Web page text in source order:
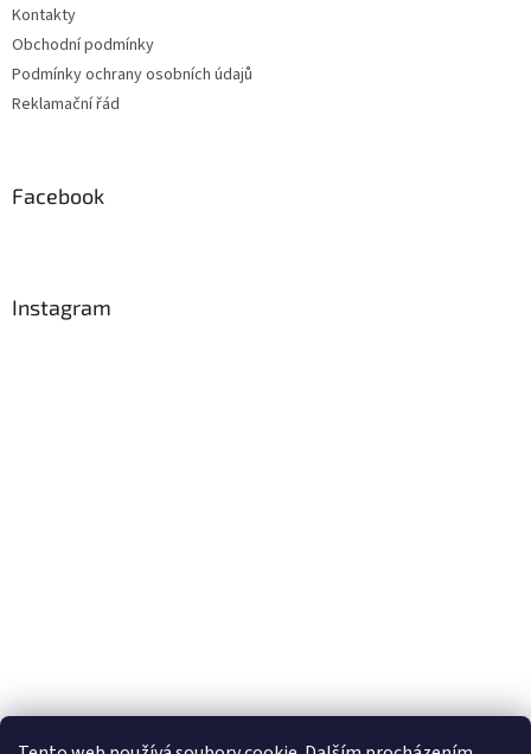
Kontakty
Obchodní podmínky
Podmínky ochrany osobních údajů
Reklamační řád
Facebook
Instagram